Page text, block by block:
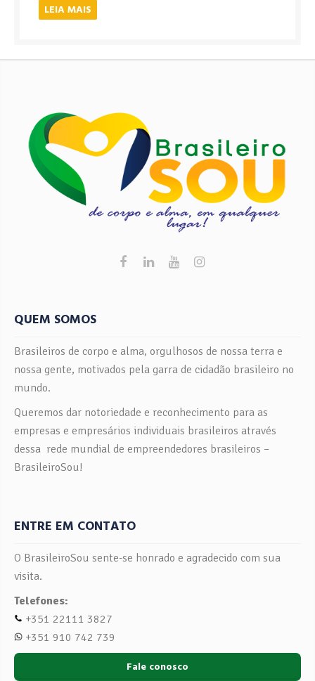
LEIA MAIS
QUEM SOMOS
Brasileiros de corpo e alma, orgulhosos de nossa terra e
nossa gente, motivados pela garra de cidadão brasileiro no
mundo.
Queremos dar notoriedade e reconhecimento para as
empresas e empresários individuais brasileiros através
dessa rede mundial de empreendedores brasileiros –
BrasileiroSou!
ENTRE EM CONTATO
O BrasileiroSou sente-se honrado e agradecido com sua
visita.
Telefones:
+351 22111 3827
+351 910 742 739
Fale conosco